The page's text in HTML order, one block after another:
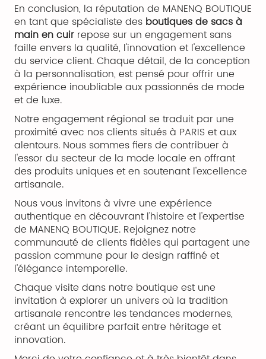
En conclusion, la réputation de MANENQ BOUTIQUE
en tant que spécialiste des boutiques de sacs à
main en cuirrepose sur un engagement sans
faille envers la qualité, l'innovation et l'excellence
du service client. Chaque détail, de la conception
à la personnalisation, est pensé pour offrir une
expérience inoubliable aux passionnés de mode
et de luxe.
Notre engagement régional se traduit par une
proximité avec nos clients situés à PARIS et aux
alentours. Nous sommes fiers de contribuer à
l'essor du secteur de la mode locale en offrant
des produits uniques et en soutenant l'excellence
artisanale.
Nous vous invitons à vivre une expérience
authentique en découvrant l'histoire et l'expertise
de MANENQ BOUTIQUE. Rejoignez notre
communauté de clients fidèles qui partagent une
passion commune pour le design raffiné et
l'élégance intemporelle.
Chaque visite dans notre boutique est une
invitation à explorer un univers où la tradition
artisanale rencontre les tendances modernes,
créant un équilibre parfait entre héritage et
innovation.